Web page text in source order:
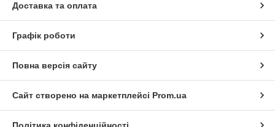
Доставка та оплата
Графік роботи
Повна версія сайту
Сайт створено на маркетплейсі Prom.ua